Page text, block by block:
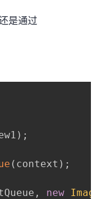
是通过
) ;
( context ) ;
, new